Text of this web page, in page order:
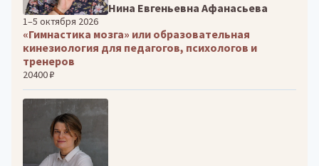
Нина Евгеньевна Афанасьева
1–5 октября 2026
«Гимнастика мозга» или образовательная
кинезиология для педагогов, психологов и
тренеров
20400 ₽